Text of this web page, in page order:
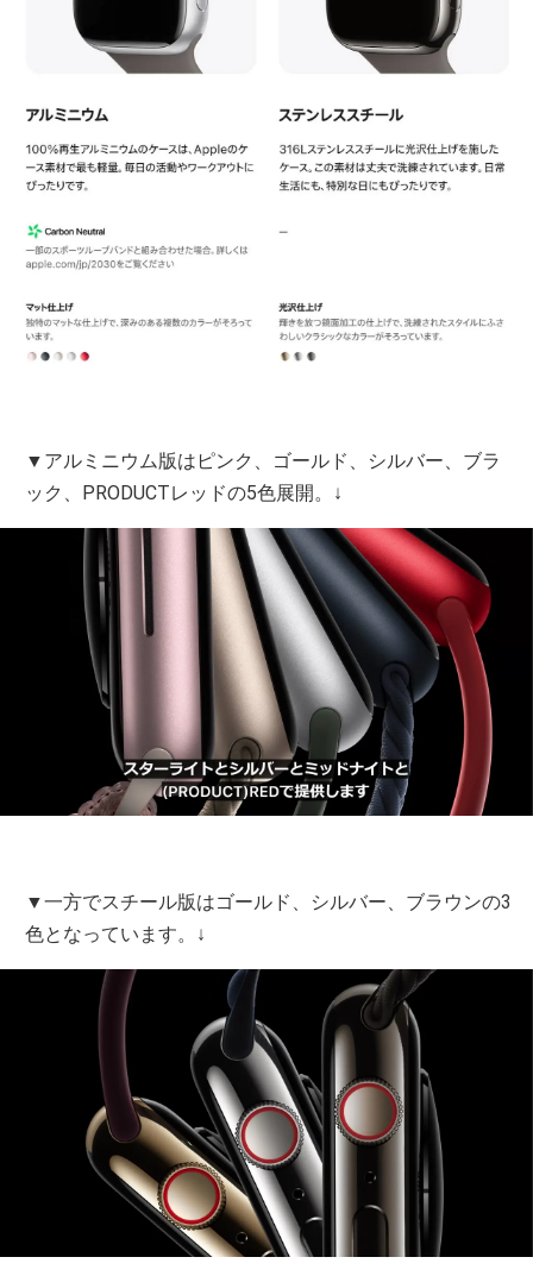
▼アルミニウム版はピンク、ゴールド、シルバー、ブラ
ック、PRODUCTレッドの5色展開。↓
▼一方でスチール版はゴールド、シルバー、ブラウンの3
色となっています。↓